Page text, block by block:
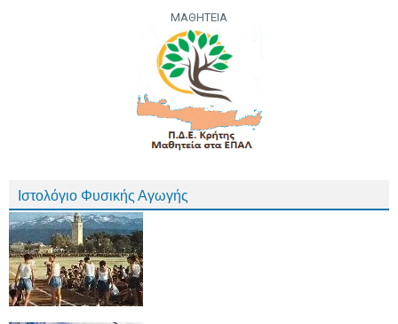
ΜΑΘΗΤΕΙΑ
Ιστολόγιο Φυσικής Αγωγής